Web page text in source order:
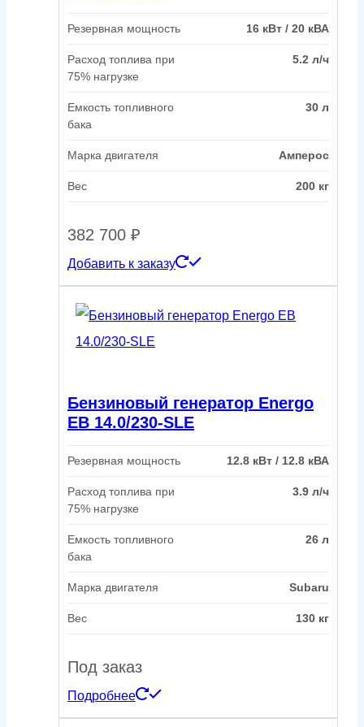
Резервная мощность 16 кВт / 20 кВА
Расход топлива при
75% нагрузке
5.2 л/ч
Емкость топливного
бака
30 л
Марка двигателя Амперос
Вес 200 кг
382 700 ₽
Добавить к заказу
Бензиновый генератор Energo
EB 14.0/230-SLE
Резервная мощность 12.8 кВт / 12.8 кВА
Расход топлива при
75% нагрузке
3.9 л/ч
Емкость топливного
бака
26 л
Марка двигателя Subaru
Вес 130 кг
Под заказ
Подробнее